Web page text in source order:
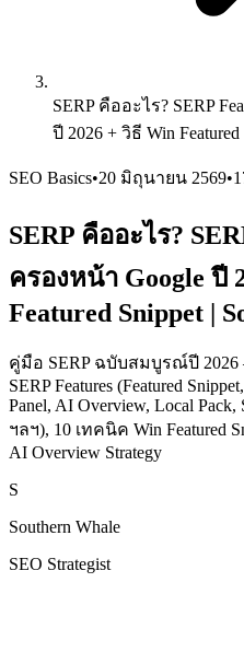
SERP คืออะไร? SERP
ปี 2026 + วิธี Win Featured
SEO Basics•20 มิถุนายน 2569•
SERP คืออะไร?
ครองหน้า Google ปี
Featured Snippet |
คู่มือ SERP ฉบับสมบูรณ์ปี 2026
SERP Features (Featured
Panel, AI Overview, Local Pack,
ฯลฯ), 10 เทคนิค Win Featured
AI Overview Strategy
S
Southern Whale
SEO Strategist